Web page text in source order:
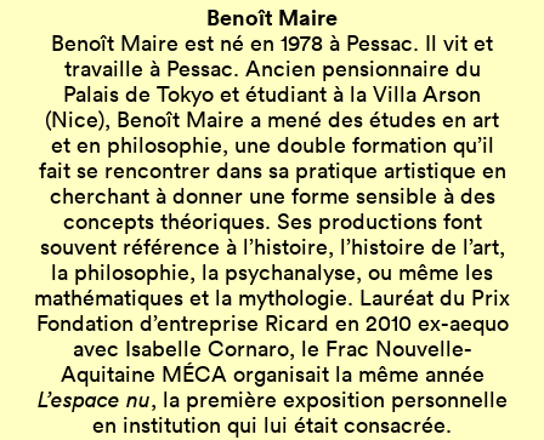
Benoît Maire
Benoît Maire est né en 1978 à Pessac. Il vit et
travaille à Pessac. Ancien pensionnaire du
Palais de Tokyo et étudiant à la Villa Arson
(Nice), Benoît Maire a mené des études en art
et en philosophie, une double formation qu’il
fait se rencontrer dans sa pratique artistique en
cherchant à donner une forme sensible à des
concepts théoriques. Ses productions font
souvent référence à l’histoire, l’histoire de l’art,
la philosophie, la psychanalyse, ou même les
mathématiques et la mythologie. Lauréat du Prix
Fondation d’entreprise Ricard en 2010 ex-aequo
avec Isabelle Cornaro, le Frac Nouvelle-
Aquitaine MÉCA organisait la même année
L’espace nu, la première exposition personnelle
en institution qui lui était consacrée.